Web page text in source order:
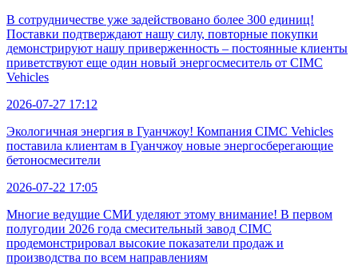
В сотрудничестве уже задействовано более 300 единиц!
Поставки подтверждают нашу силу, повторные покупки
демонстрируют нашу приверженность – постоянные клиенты
приветствуют еще один новый энергосмеситель от CIMC
Vehicles
2026-07-27 17:12
Экологичная энергия в Гуанчжоу! Компания CIMC Vehicles
поставила клиентам в Гуанчжоу новые энергосберегающие
бетоносмесители
2026-07-22 17:05
Многие ведущие СМИ уделяют этому внимание! В первом
полугодии 2026 года смесительный завод CIMC
продемонстрировал высокие показатели продаж и
производства по всем направлениям